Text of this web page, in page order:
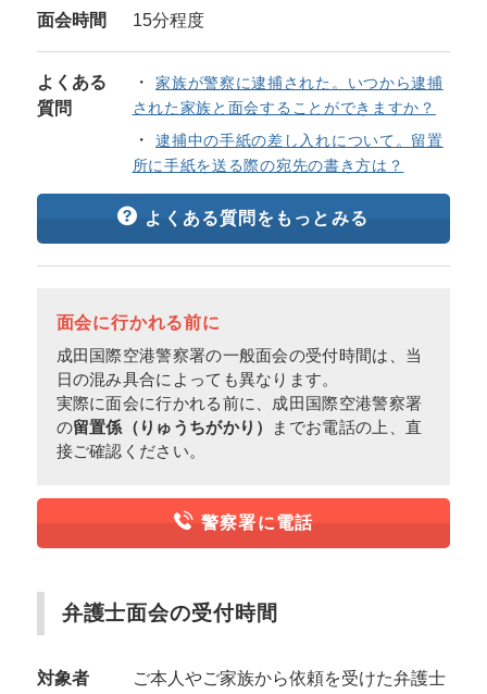
面会時間 15分程度
よくある
質問
家族が警察に逮捕された。いつから逮捕
された家族と面会することができますか？
逮捕中の手紙の差し入れについて。留置
所に手紙を送る際の宛先の書き方は？
よくある質問をもっとみる
面会に行かれる前に
成田国際空港警察署の一般面会の受付時間は、当
日の混み具合によっても異なります。
実際に面会に行かれる前に、成田国際空港警察署
の留置係（りゅうちがかり）
までお電話の上、直
接ご確認ください。
警察署に電話
弁護士面会の受付時間
対象者 ご本人やご家族から依頼を受けた弁護士